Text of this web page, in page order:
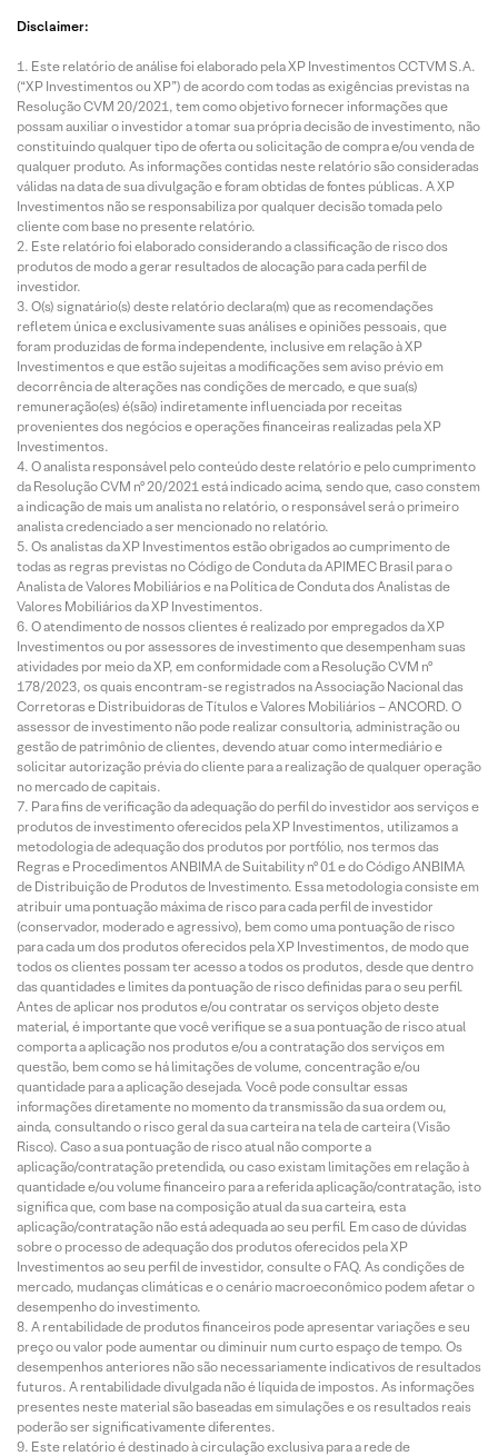
Disclaimer:
Este relatório de análise foi elaborado pela XP Investimentos CCTVM S.A.
(“XP Investimentos ou XP”) de acordo com todas as exigências previstas na
Resolução CVM 20/2021, tem como objetivo fornecer informações que
possam auxiliar o investidor a tomar sua própria decisão de investimento, não
constituindo qualquer tipo de oferta ou solicitação de compra e/ou venda de
qualquer produto. As informações contidas neste relatório são consideradas
válidas na data de sua divulgação e foram obtidas de fontes públicas. A XP
Investimentos não se responsabiliza por qualquer decisão tomada pelo
cliente com base no presente relatório.
Este relatório foi elaborado considerando a classificação de risco dos
produtos de modo a gerar resultados de alocação para cada perfil de
investidor.
O(s) signatário(s) deste relatório declara(m) que as recomendações
refletem única e exclusivamente suas análises e opiniões pessoais, que
foram produzidas de forma independente, inclusive em relação à XP
Investimentos e que estão sujeitas a modificações sem aviso prévio em
decorrência de alterações nas condições de mercado, e que sua(s)
remuneração(es) é(são) indiretamente influenciada por receitas
provenientes dos negócios e operações financeiras realizadas pela XP
Investimentos.
O analista responsável pelo conteúdo deste relatório e pelo cumprimento
da Resolução CVM nº 20/2021 está indicado acima, sendo que, caso constem
a indicação de mais um analista no relatório, o responsável será o primeiro
analista credenciado a ser mencionado no relatório.
Os analistas da XP Investimentos estão obrigados ao cumprimento de
todas as regras previstas no Código de Conduta da APIMEC Brasil para o
Analista de Valores Mobiliários e na Política de Conduta dos Analistas de
Valores Mobiliários da XP Investimentos.
O atendimento de nossos clientes é realizado por empregados da XP
Investimentos ou por assessores de investimento que desempenham suas
atividades por meio da XP, em conformidade com a Resolução CVM nº
178/2023, os quais encontram-se registrados na Associação Nacional das
Corretoras e Distribuidoras de Títulos e Valores Mobiliários – ANCORD. O
assessor de investimento não pode realizar consultoria, administração ou
gestão de patrimônio de clientes, devendo atuar como intermediário e
solicitar autorização prévia do cliente para a realização de qualquer operação
no mercado de capitais.
Para fins de verificação da adequação do perfil do investidor aos serviços e
produtos de investimento oferecidos pela XP Investimentos, utilizamos a
metodologia de adequação dos produtos por portfólio, nos termos das
Regras e Procedimentos ANBIMA de Suitability nº 01 e do Código ANBIMA
de Distribuição de Produtos de Investimento. Essa metodologia consiste em
atribuir uma pontuação máxima de risco para cada perfil de investidor
(conservador, moderado e agressivo), bem como uma pontuação de risco
para cada um dos produtos oferecidos pela XP Investimentos, de modo que
todos os clientes possam ter acesso a todos os produtos, desde que dentro
das quantidades e limites da pontuação de risco definidas para o seu perfil.
Antes de aplicar nos produtos e/ou contratar os serviços objeto deste
material, é importante que você verifique se a sua pontuação de risco atual
comporta a aplicação nos produtos e/ou a contratação dos serviços em
questão, bem como se há limitações de volume, concentração e/ou
quantidade para a aplicação desejada. Você pode consultar essas
informações diretamente no momento da transmissão da sua ordem ou,
ainda, consultando o risco geral da sua carteira na tela de carteira (Visão
Risco). Caso a sua pontuação de risco atual não comporte a
aplicação/contratação pretendida, ou caso existam limitações em relação à
quantidade e/ou volume financeiro para a referida aplicação/contratação, isto
significa que, com base na composição atual da sua carteira, esta
aplicação/contratação não está adequada ao seu perfil. Em caso de dúvidas
sobre o processo de adequação dos produtos oferecidos pela XP
Investimentos ao seu perfil de investidor, consulte o FAQ. As condições de
mercado, mudanças climáticas e o cenário macroeconômico podem afetar o
desempenho do investimento.
A rentabilidade de produtos financeiros pode apresentar variações e seu
preço ou valor pode aumentar ou diminuir num curto espaço de tempo. Os
desempenhos anteriores não são necessariamente indicativos de resultados
futuros. A rentabilidade divulgada não é líquida de impostos. As informações
presentes neste material são baseadas em simulações e os resultados reais
poderão ser significativamente diferentes.
Este relatório é destinado à circulação exclusiva para a rede de